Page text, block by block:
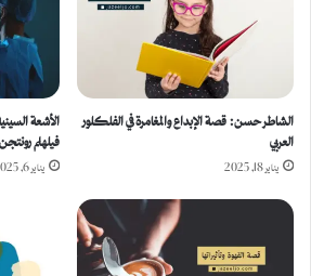
الشاطر حسن: قصة الإبداع والمغامرة في الفلكلور
العربي
يناير 18, 2025
الأشعة
فيلهلم رونتجن
يناير 6, 2025